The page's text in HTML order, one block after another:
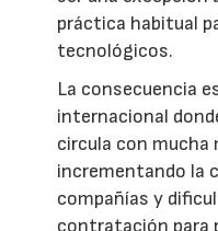
práctica habitual
tecnológicos.
La consecuencia
internacional
circula con mucha
incrementando la
compañías y
contratación para